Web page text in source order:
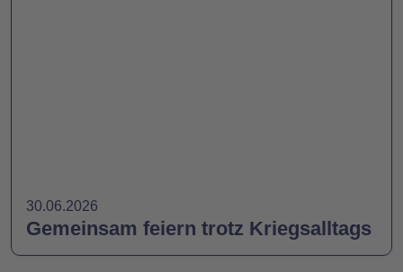
30.06.2026
Gemeinsam feiern trotz Kriegsalltags